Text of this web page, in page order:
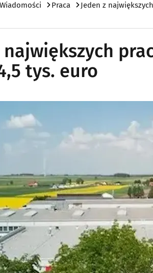
Wiadomości Praca Jeden z
największych
tys. euro